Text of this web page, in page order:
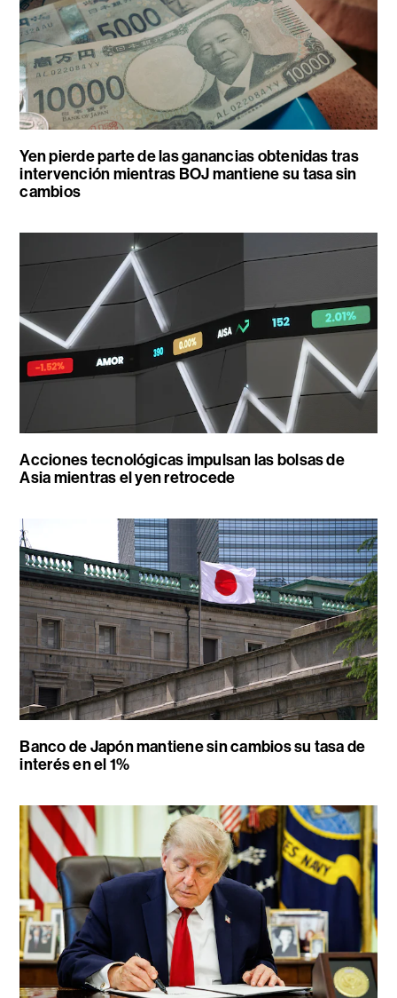
Yen pierde parte de las ganancias obtenidas tras
intervención mientras BOJ mantiene su tasa sin
cambios
Acciones tecnológicas impulsan las bolsas de
Asia mientras el yen retrocede
Banco de Japón mantiene sin cambios su tasa de
interés en el 1%